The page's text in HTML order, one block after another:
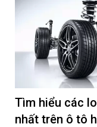
Tìm hiểu các
nhất trên ô tô